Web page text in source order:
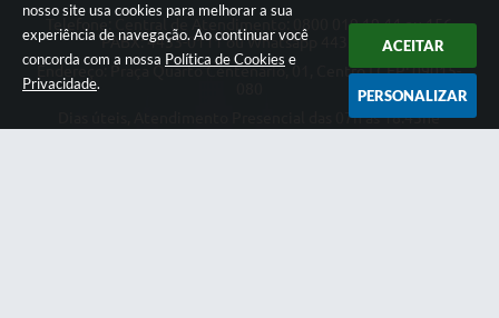
nosso site usa cookies para melhorar a sua
experiência de navegação. Ao continuar você
concorda com a nossa Política de Cookies e
Privacidade.
ACEITAR
PERSONALIZAR
Telefone: Central de Atendimento: 0800 019 19 44 ou 156
PABX: 4433-0111 ou Whatsapp 4433-0123
Endereço: Praça Quarto Centenário, 01, Centro | CEP: 09015-
Dias úteis, Atendimento Presencial das 07h as 18:45he